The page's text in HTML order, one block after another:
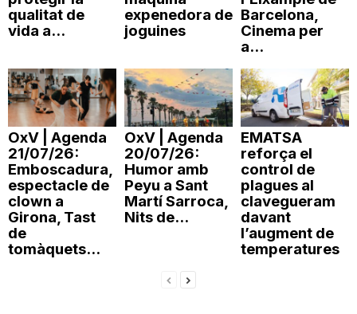
a
qualitat de
vida a...
expenedora de
joguines
Barcelona,
Cinema per
a...
OxV | Agenda
21/07/26:
Emboscadura,
espectacle de
clown a
Girona, Tast
de
tomàquets...
OxV | Agenda
20/07/26:
Humor amb
Peyu a Sant
Martí Sarroca,
Nits de...
EMATSA
reforça el
control de
plagues al
clavegueram
davant
l’augment de
temperatures